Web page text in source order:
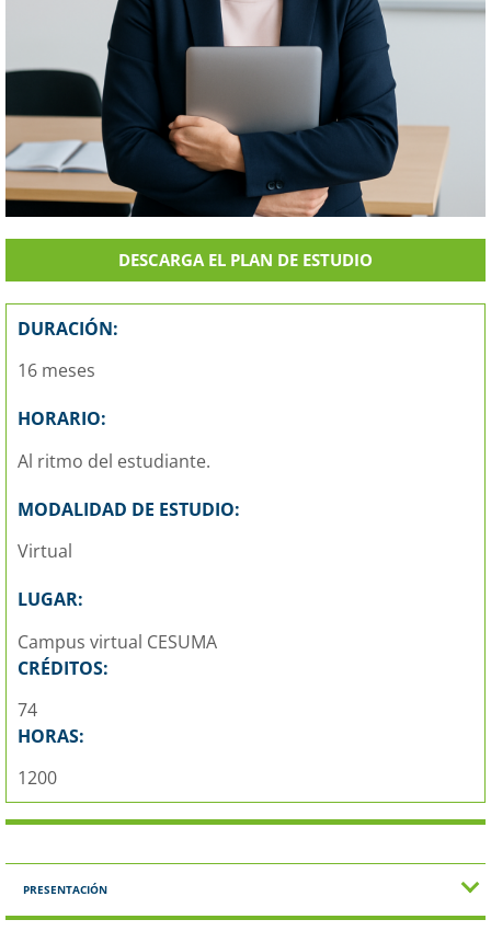
DESCARGA EL PLAN DE ESTUDIO
DURACIÓN:
16 meses
HORARIO:
Al ritmo del estudiante.
MODALIDAD DE ESTUDIO:
Virtual
LUGAR:
Campus virtual CESUMA
CRÉDITOS:
74
HORAS:
1200
PRESENTACIÓN